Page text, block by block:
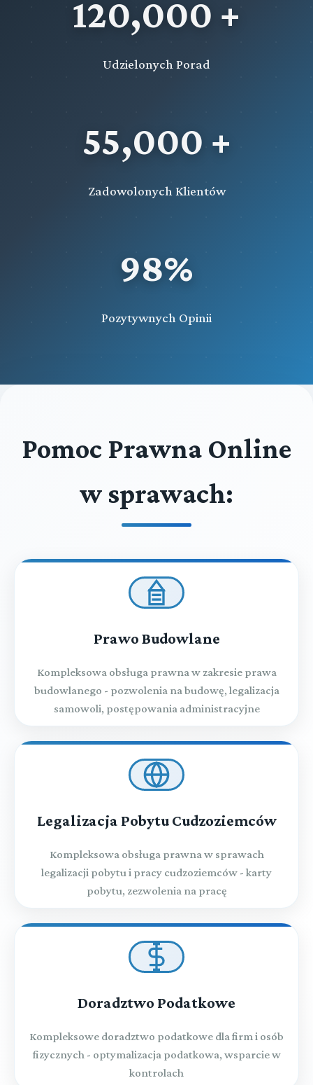
120,000 +
Udzielonych Porad
55,000 +
Zadowolonych Klientów
98%
Pozytywnych Opinii
Pomoc Prawna Online
w sprawach:
Prawo Budowlane
Kompleksowa obsługa prawna w zakresie prawa
budowlanego - pozwolenia na budowę, legalizacja
samowoli, postępowania administracyjne
Legalizacja Pobytu Cudzoziemców
Kompleksowa obsługa prawna w sprawach
legalizacji pobytu i pracy cudzoziemców - karty
pobytu, zezwolenia na pracę
Doradztwo Podatkowe
Kompleksowe doradztwo podatkowe dla firm i osób
fizycznych - optymalizacja podatkowa, wsparcie w
kontrolach